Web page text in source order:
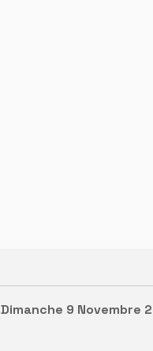
Dimanche 9 Novembre